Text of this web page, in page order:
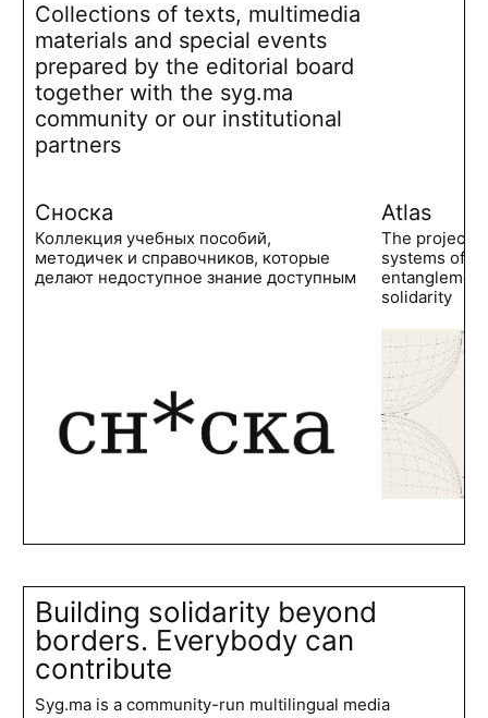
Collections of texts, multimedia
materials and special events
prepared by the editorial board
together with the syg.ma
community or our institutional
partners
Сноска
Коллекция учебных пособий,
методичек и справочников, которые
делают недоступное знание доступным
Atlas
The project
systems of
solidarity
Building solidarity beyond
borders. Everybody can
contribute
Syg.ma is a community-run multilingual media